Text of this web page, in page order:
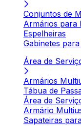
Conjuntos de
Armários para
Espelheiras
Gabinetes
Área de
Armários
Tábua de
Área de
Armário
Sapateiras